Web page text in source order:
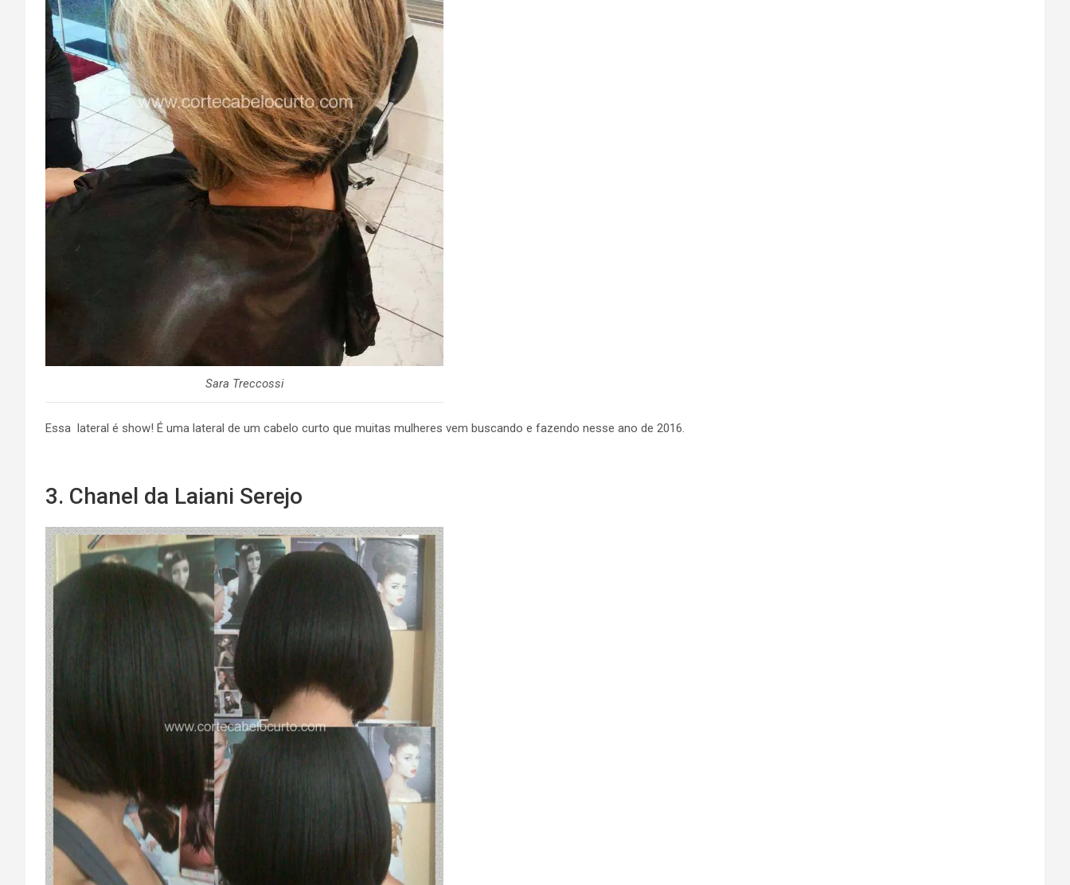
Sara Treccossi
Essa lateral é show! É uma lateral de um cabelo curto que muitas mulheres vem buscando e fazendo nesse ano de 2016.
3. Chanel da Laiani Serejo